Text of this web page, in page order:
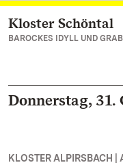
Zum Hauptinhalt
Kloster Schöntal
BAROCKES IDYLL UND
Donnerstag, 31.
KLOSTER ALPIRSBACH |